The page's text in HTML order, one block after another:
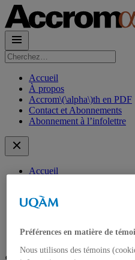
Rechercher :
Accueil
À propos
Accrom\(\alpha\)th en PDF
Contact et Abonnements
Abonnement à l’infolettre
Accueil
Contact et Abonnements
Préférences en matière de
Nous utilisons des témoins